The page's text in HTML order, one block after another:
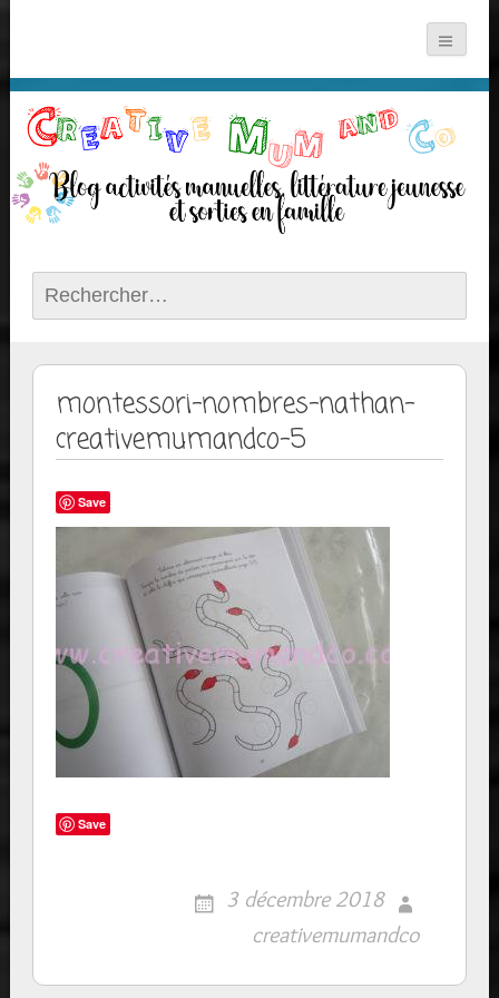
Rechercher :
montessori-nombres-nathan-
creativemumandco-5
Save
Save
3 décembre 2018
creativemumandco